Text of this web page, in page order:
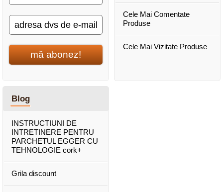
mă abonez!
Cele Mai Comentate
Produse
Cele Mai Vizitate Produse
Blog
INSTRUCTIUNI DE
INTRETINERE PENTRU
PARCHETUL EGGER CU
TEHNOLOGIE cork+
Grila discount